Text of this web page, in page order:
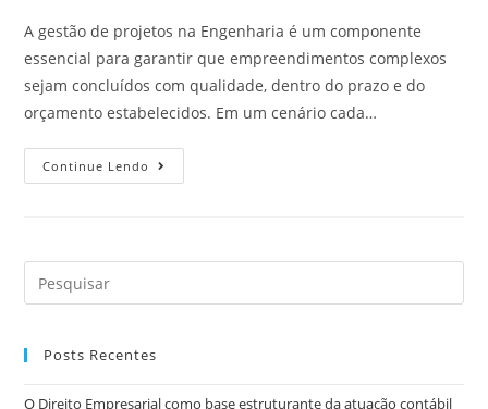
A gestão de projetos na Engenharia é um componente
essencial para garantir que empreendimentos complexos
sejam concluídos com qualidade, dentro do prazo e do
orçamento estabelecidos. Em um cenário cada…
Continue Lendo
Posts Recentes
O Direito Empresarial como base estruturante da atuação contábil